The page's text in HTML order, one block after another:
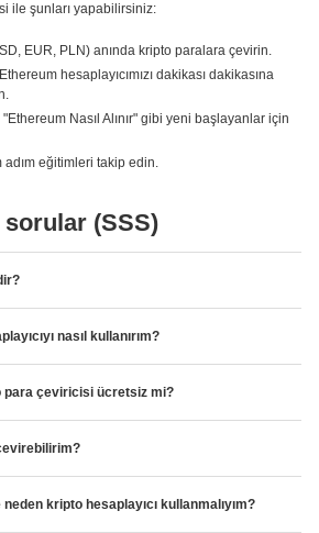
ile şunları yapabilirsiniz:
EUR, PLN) anında kripto paralara çevirin.
hesaplayıcımızı dakikası dakikasına
"Ethereum Nasıl Alınır" gibi yeni başlayanlar için
adım eğitimleri takip edin.
sorular (SSS)
nasıl kullanırım?
para çeviricisi ücretsiz mi?
kripto hesaplayıcı kullanmalıyım?